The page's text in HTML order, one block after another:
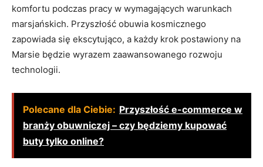
komfortu podczas pracy w wymagających warunkach
marsjańskich. Przyszłość obuwia kosmicznego
zapowiada się ekscytująco, a każdy krok postawiony na
Marsie będzie wyrazem zaawansowanego rozwoju
technologii.
Polecane dla Ciebie: Przyszłość e-commerce w
branży obuwniczej – czy będziemy kupować
buty tylko online?